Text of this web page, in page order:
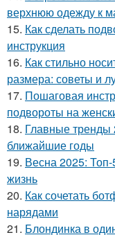
верхнюю одежду к
15. Как сделать
инструкция
16. Как стильно
размера: советы и
17. Пошаговая
подвороты на
18. Главные тренды
ближайшие годы
19. Весна 2025:
жизнь
20. Как сочетать
нарядами
21. Блондинка в